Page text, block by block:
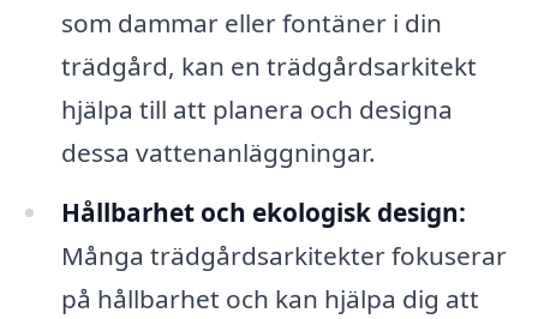
som dammar eller fontäner i din
trädgård, kan en trädgårdsarkitekt
hjälpa till att planera och designa
dessa vattenanläggningar.
Hållbarhet och ekologisk design:
Många trädgårdsarkitekter fokuserar
på hållbarhet och kan hjälpa dig att